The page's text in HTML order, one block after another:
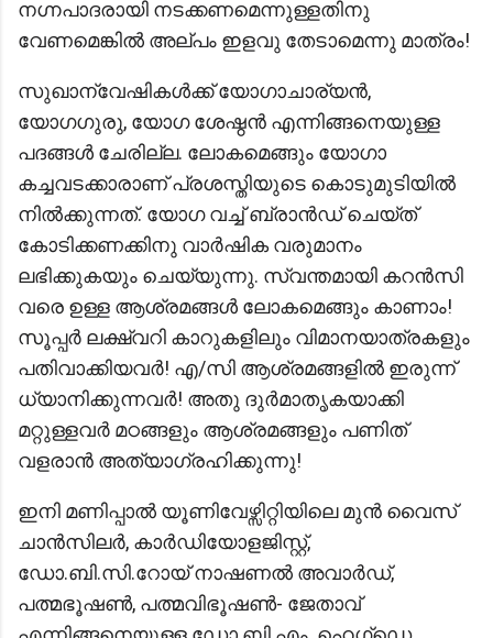
നഗ്നപാദരായി നടക്കണമെന്നുള്ളതിനു
വേണമെങ്കിൽ അല്പം ഇളവു തേടാമെന്നു മാത്രം!
സുഖാന്വേഷികൾക്ക് യോഗാചാര്യൻ,
യോഗഗുരു, യോഗ ശേഷ്ഠൻ എന്നിങ്ങനെയുള്ള
പദങ്ങൾ ചേരില്ല. ലോകമെങ്ങും യോഗാ
കച്ചവടക്കാരാണ് പ്രശസ്തിയുടെ കൊടുമുടിയിൽ
നിൽക്കുന്നത്. യോഗ വച്ച് ബ്രാൻഡ് ചെയ്ത്
കോടിക്കണക്കിനു വാർഷിക വരുമാനം
ലഭിക്കുകയും ചെയ്യുന്നു. സ്വന്തമായി കറൻസി
വരെ ഉള്ള ആശ്രമങ്ങൾ ലോകമെങ്ങും കാണാം!
സൂപ്പർ ലക്ഷ്വറി കാറുകളിലും വിമാനയാത്രകളും
പതിവാക്കിയവർ! എ/സി ആശ്രമങ്ങളിൽ ഇരുന്ന്
ധ്യാനിക്കുന്നവർ! അതു ദുർമാതൃകയാക്കി
മറ്റുള്ളവർ മഠങ്ങളും ആശ്രമങ്ങളും പണിത്
വളരാൻ അത്യാഗ്രഹിക്കുന്നു!
ഇനി മണിപ്പാൽ യൂണിവേഴ്സിറ്റിയിലെ മുൻ വൈസ്
ചാൻസിലർ, കാർഡിയോളജിസ്റ്റ്,
ഡോ.ബി.സി.റോയ് നാഷണൽ അവാർഡ്,
പത്മഭൂഷൺ, പത്മവിഭൂഷൺ- ജേതാവ്